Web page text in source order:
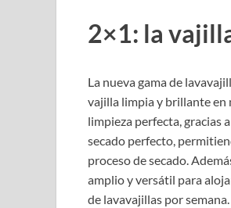
2×1: la
La nueva gama de
vajilla limpia y brillante en
limpieza perfecta, gracias
secado perfecto,
proceso de secado.
amplio y versátil para
de lavavajillas por semana.